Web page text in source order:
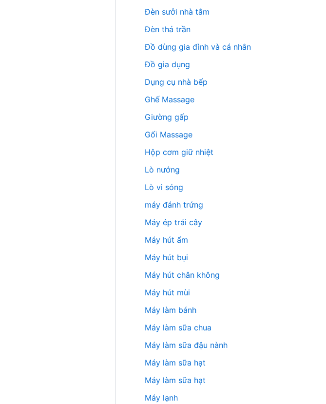
Đèn sưởi nhà tắm
Đèn thả trần
Đồ dùng gia đình và cá nhân
Đồ gia dụng
Dụng cụ nhà bếp
Ghế Massage
Giường gấp
Gối Massage
Hộp cơm giữ nhiệt
Lò nướng
Lò vi sóng
máy đánh trứng
Máy ép trái cây
Máy hút ẩm
Máy hút bụi
Máy hút chân không
Máy hút mùi
Máy làm bánh
Máy làm sữa chua
Máy làm sữa đậu nành
Máy làm sữa hạt
Máy làm sữa hạt
Máy lạnh